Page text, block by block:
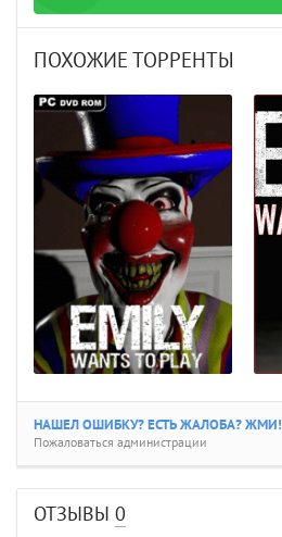
ПОХОЖИЕ ТОРРЕНТЫ
НАШЕЛ ОШИБКУ? ЕСТЬ ЖАЛОБА? ЖМИ!
Пожаловаться администрации
ОТЗЫВЫ 0